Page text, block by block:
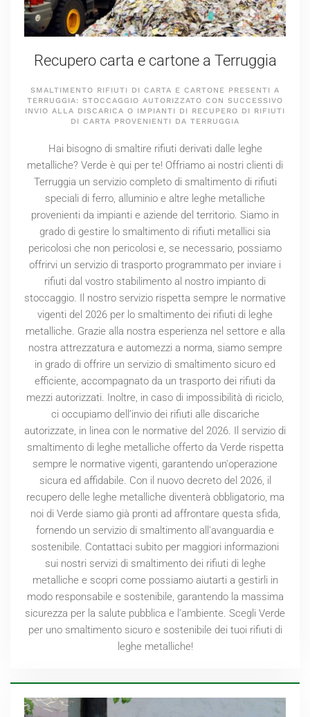
Recupero carta e cartone a Terruggia
SMALTIMENTO RIFIUTI DI CARTA E CARTONE PRESENTI A
TERRUGGIA: STOCCAGGIO AUTORIZZATO CON SUCCESSIVO
INVIO ALLA DISCARICA O IMPIANTI DI RECUPERO DI RIFIUTI
DI CARTA PROVENIENTI DA TERRUGGIA
Hai bisogno di smaltire rifiuti derivati dalle leghe
metalliche? Verde è qui per te! Offriamo ai nostri clienti di
Terruggia un servizio completo di smaltimento di rifiuti
speciali di ferro, alluminio e altre leghe metalliche
provenienti da impianti e aziende del territorio. Siamo in
grado di gestire lo smaltimento di rifiuti metallici sia
pericolosi che non pericolosi e, se necessario, possiamo
offrirvi un servizio di trasporto programmato per inviare i
rifiuti dal vostro stabilimento al nostro impianto di
stoccaggio. Il nostro servizio rispetta sempre le normative
vigenti del 2026 per lo smaltimento dei rifiuti di leghe
metalliche. Grazie alla nostra esperienza nel settore e alla
nostra attrezzatura e automezzi a norma, siamo sempre
in grado di offrire un servizio di smaltimento sicuro ed
efficiente, accompagnato da un trasporto dei rifiuti da
mezzi autorizzati. Inoltre, in caso di impossibilità di riciclo,
ci occupiamo dell’invio dei rifiuti alle discariche
autorizzate, in linea con le normative del 2026. Il servizio di
smaltimento di leghe metalliche offerto da Verde rispetta
sempre le normative vigenti, garantendo un'operazione
sicura ed affidabile. Con il nuovo decreto del 2026, il
recupero delle leghe metalliche diventerà obbligatorio, ma
noi di Verde siamo già pronti ad affrontare questa sfida,
fornendo un servizio di smaltimento all'avanguardia e
sostenibile. Contattaci subito per maggiori informazioni
sui nostri servizi di smaltimento dei rifiuti di leghe
metalliche e scopri come possiamo aiutarti a gestirli in
modo responsabile e sostenibile, garantendo la massima
sicurezza per la salute pubblica e l'ambiente. Scegli Verde
per uno smaltimento sicuro e sostenibile dei tuoi rifiuti di
leghe metalliche!